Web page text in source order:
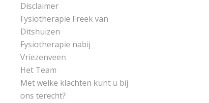
Disclaimer
Fysiotherapie Freek van
Ditshuizen
Fysiotherapie nabij
Vriezenveen
Het Team
Met welke klachten kunt u bij
ons terecht?